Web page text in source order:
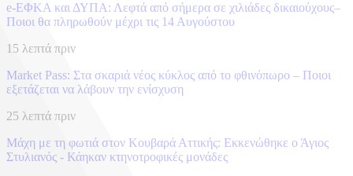
e-ΕΦΚΑ και ΔΥΠΑ: Λεφτά από σήμερα σε χιλιάδες δικαιούχους–
Ποιοι θα πληρωθούν μέχρι τις 14 Αυγούστου
15 λεπτά πριν
Market Pass: Στα σκαριά νέος κύκλος από το φθινόπωρο – Ποιοι
εξετάζεται να λάβουν την ενίσχυση
25 λεπτά πριν
Μάχη με τη φωτιά στον Κουβαρά Αττικής: Εκκενώθηκε ο Άγιος
Στυλιανός - Κάηκαν κτηνοτροφικές μονάδες